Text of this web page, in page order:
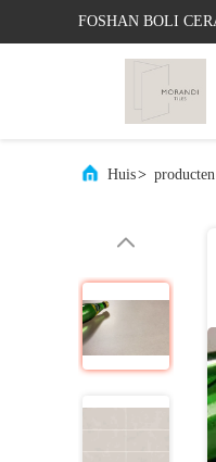
FOSHAN BOLI
Huis> producten